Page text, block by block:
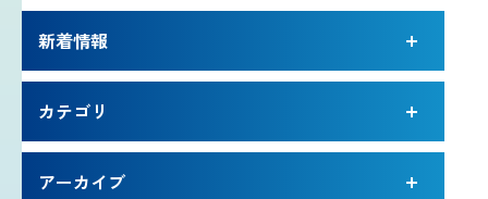
いまふじぃ～さんの部屋
利用規約
プライバシーポリシー
新着情報
カテゴリ
アーカイブ